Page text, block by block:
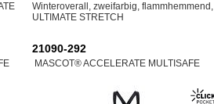
Winteroverall, zweifarbig, flammhemmend,
ULTIMATE STRETCH
21090-292
MASCOT® ACCELERATE MULTISAFE